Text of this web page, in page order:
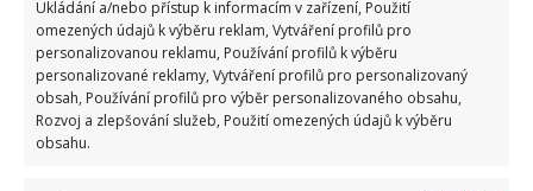
Ukládání a/nebo přístup k informacím v zařízení, Použití
omezených údajů k výběru reklam, Vytváření profilů pro
personalizovanou reklamu, Používání profilů k výběru
personalizované reklamy, Vytváření profilů pro personalizovaný
obsah, Používání profilů pro výběr personalizovaného obsahu,
Rozvoj a zlepšování služeb, Použití omezených údajů k výběru
obsahu.
Nepříjemný zápach z plastových nádob lze odstranit
také jedlou sodou či práškem do pečiva, což jsou
dvě suroviny, které se najdou snad v každé kuchyni.
Vybraný prášek nebo jedlou sodu rozmíchejte na